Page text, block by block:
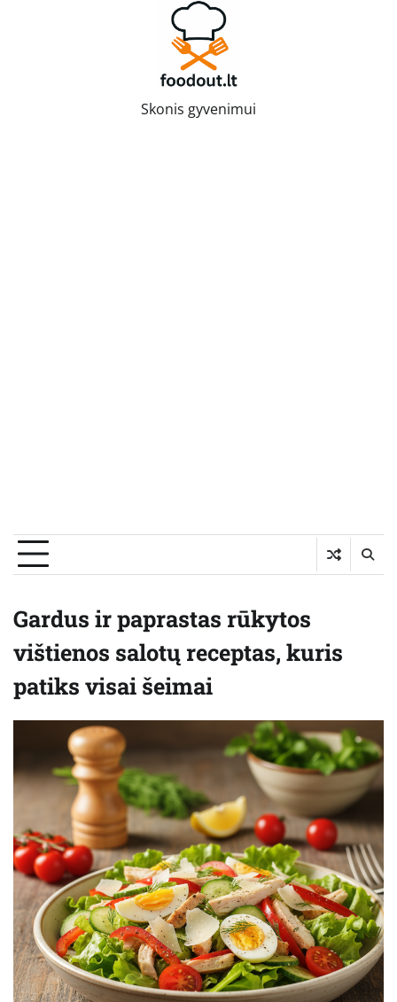
Skonis gyvenimui
Gardus ir paprastas rūkytos
vištienos salotų receptas, kuris
patiks visai šeimai